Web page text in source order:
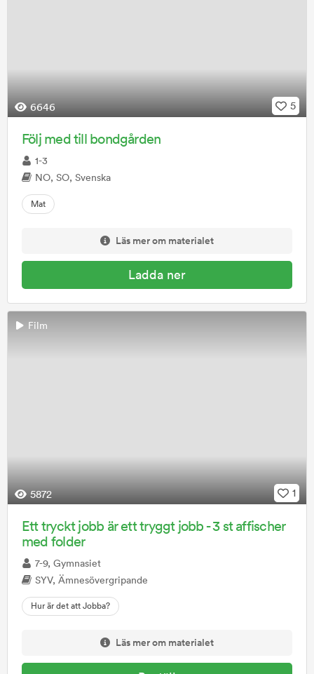
6646 5
Följ med till bondgården
1-3
NO, SO, Svenska
Mat
Läs mer om materialet
Ladda ner
Film
5872 1
Ett tryckt jobb är ett tryggt jobb - 3 st affischer
med folder
7-9, Gymnasiet
SYV, Ämnesövergripande
Hur är det att Jobba?
Läs mer om materialet